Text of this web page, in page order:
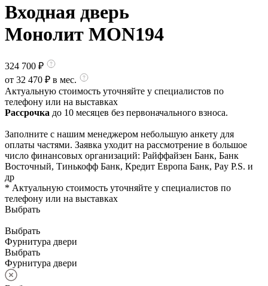
Входная дверь
Монолит MON194
324 700 ₽
от 32 470 ₽ в мес.
Актуальную стоимость уточняйте у специалистов по
телефону или на выставках
Рассрочка до 10 месяцев без первоначального взноса.
Заполните с нашим менеджером небольшую анкету для
оплаты частями. Заявка уходит на рассмотрение в большое
число финансовых организаций: Райффайзен Банк, Банк
Восточный, Тинькофф Банк, Кредит Европа Банк, Pay P.S. и
др
* Актуальную стоимость уточняйте у специалистов по
телефону или на выставках
Выбрать
Выбрать
Фурнитура двери
Выбрать
Фурнитура двери